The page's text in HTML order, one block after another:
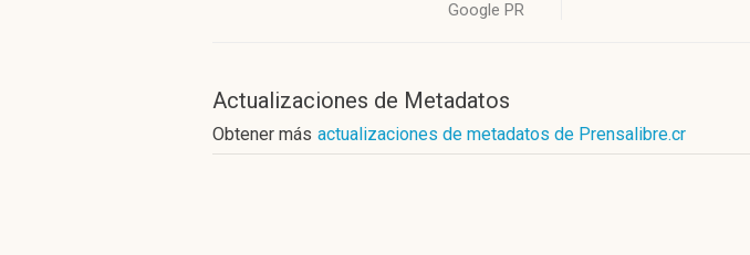
Google PR
Actualizaciones de Metadatos
Obtener más actualizaciones de metadatos de Prensalibre.cr